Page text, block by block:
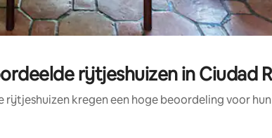
rijtjeshuizen in Ciudad
rijtjeshuizen kregen een hoge beoordeling voor